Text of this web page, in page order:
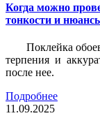
Когда можно
тонкости и
Поклейка
терпения и
после нее.
Подробнее
11.09.2025